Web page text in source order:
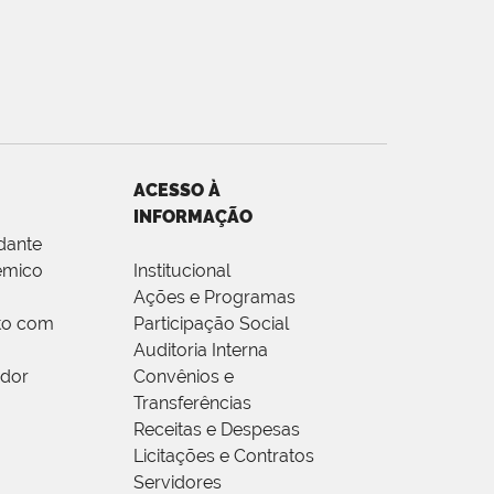
com
ACESSO À
INFORMAÇÃO
Institucional
Ações e Programas
Participação Social
Auditoria Interna
Convênios e
Transferências
Receitas e Despesas
Licitações e Contratos
Servidores